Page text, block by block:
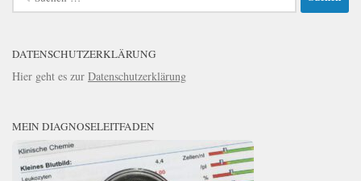
DATENSCHUTZERKLÄRUNG
Hier geht es zur Datenschutzerklärung
MEIN DIAGNOSELEITFADEN